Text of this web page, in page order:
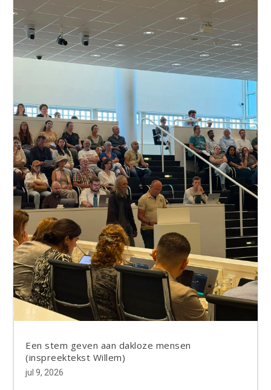
Een stem geven aan dakloze mensen
(inspreektekst Willem)
jul 9, 2026